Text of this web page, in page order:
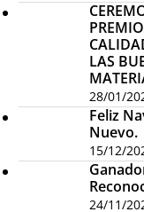
LAS
28/01/
Feliz
Nuevo.
15/12/
24/11/